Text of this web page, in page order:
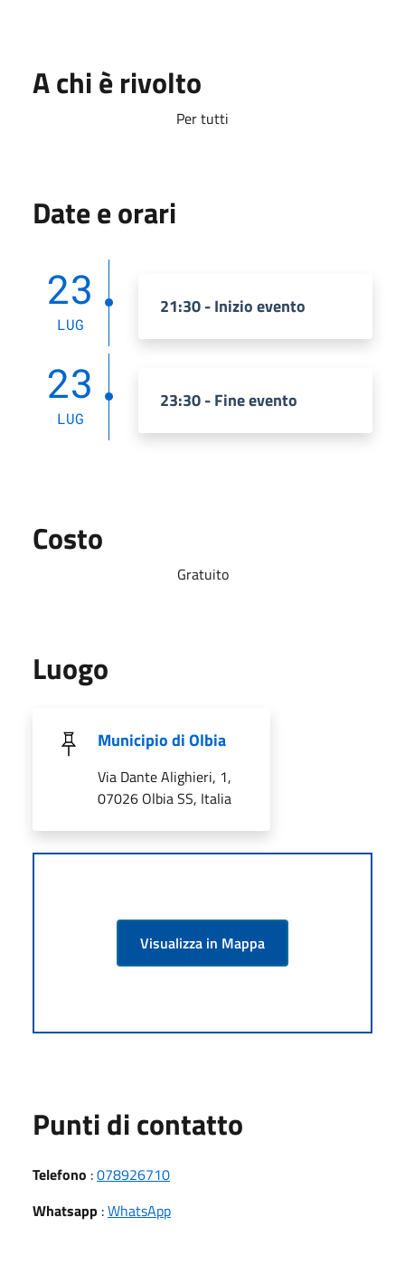
A chi è rivolto
Per tutti
Date e orari
23
LUG
21:30 - Inizio evento
23
LUG
23:30 - Fine evento
Costo
Gratuito
Luogo
Municipio di Olbia
Via Dante Alighieri, 1,
07026 Olbia SS, Italia
Visualizza in Mappa
Punti di contatto
Telefono :078926710
Whatsapp :WhatsApp